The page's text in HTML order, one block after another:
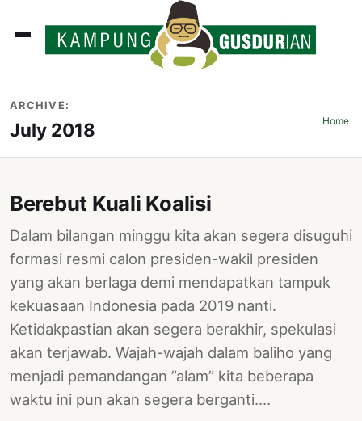
ARCHIVE:
July 2018 Home›
Berebut Kuali Koalisi
Dalam bilangan minggu kita akan segera disuguhi
formasi resmi calon presiden-wakil presiden
yang akan berlaga demi mendapatkan tampuk
kekuasaan Indonesia pada 2019 nanti.
Ketidakpastian akan segera berakhir, spekulasi
akan terjawab. Wajah-wajah dalam baliho yang
menjadi pemandangan ”alam” kita beberapa
waktu ini pun akan segera berganti.…